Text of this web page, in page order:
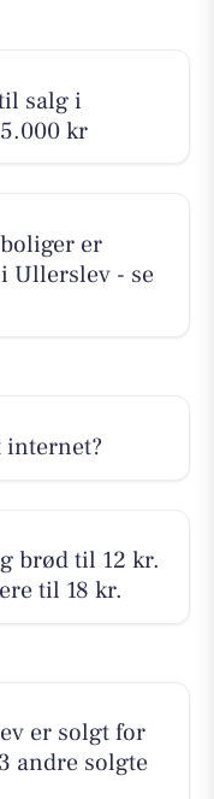
salg i
kr
er
Ullerslev - se
internet?
brød til 12 kr.
til 18 kr.
er solgt for
andre solgte